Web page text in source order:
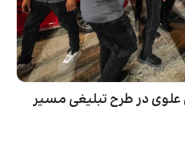
در طرح تبلیغی مسیر